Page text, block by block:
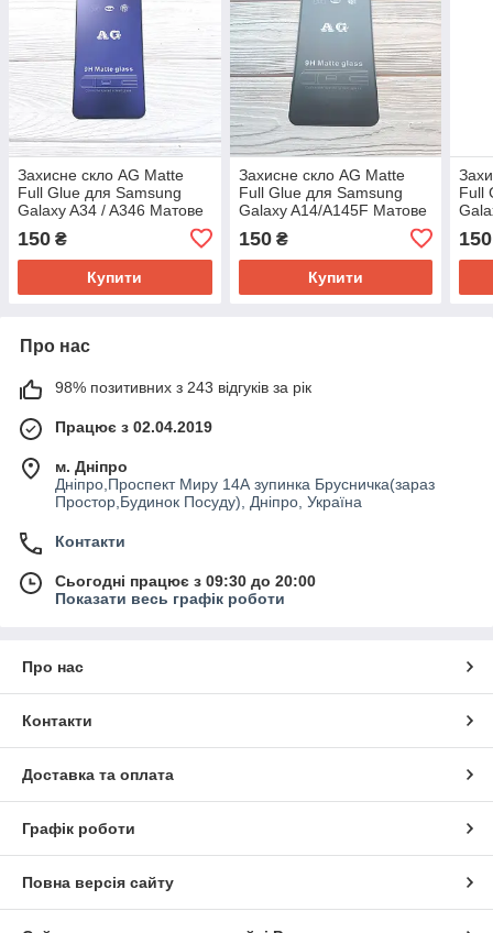
Захисне скло AG Matte
Full Glue для Samsung
Galaxy A34 / A346 Матове
150 ₴
Купити
Захисне скло AG Matte
Full Glue для Samsung
Galaxy A14/A145F Матове
150₴
Купити
Full
150
Про нас
98% позитивних з 243 відгуків за рік
Працює з 02.04.2019
м. Дніпро
Дніпро,Проспект Миру 14А зупинка Брусничка(зараз
Простор,Будинок Посуду), Дніпро, Україна
Контакти
Сьогодні працює з 09:30 до 20:00
Показати весь графік роботи
Про нас
Контакти
Доставка та оплата
Графік роботи
Повна версія сайту